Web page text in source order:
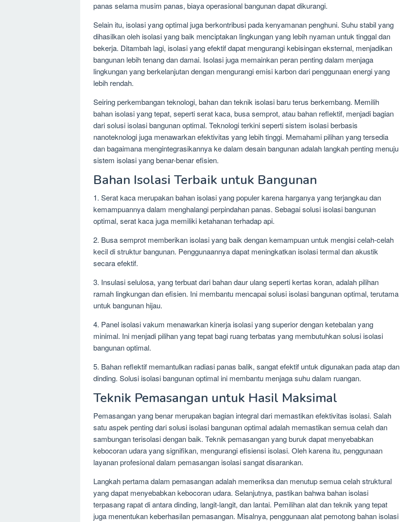
panas selama musim panas, biaya operasional bangunan dapat dikurangi.
Selain itu, isolasi yang optimal juga berkontribusi pada kenyamanan penghuni. Suhu stabil yang
dihasilkan oleh isolasi yang baik menciptakan lingkungan yang lebih nyaman untuk tinggal dan
bekerja. Ditambah lagi, isolasi yang efektif dapat mengurangi kebisingan eksternal, menjadikan
bangunan lebih tenang dan damai. Isolasi juga memainkan peran penting dalam menjaga
lingkungan yang berkelanjutan dengan mengurangi emisi karbon dari penggunaan energi yang
lebih rendah.
Seiring perkembangan teknologi, bahan dan teknik isolasi baru terus berkembang. Memilih
bahan isolasi yang tepat, seperti serat kaca, busa semprot, atau bahan reflektif, menjadi bagian
dari solusi isolasi bangunan optimal. Teknologi terkini seperti sistem isolasi berbasis
nanoteknologi juga menawarkan efektivitas yang lebih tinggi. Memahami pilihan yang tersedia
dan bagaimana mengintegrasikannya ke dalam desain bangunan adalah langkah penting menuju
sistem isolasi yang benar-benar efisien.
Bahan Isolasi Terbaik untuk Bangunan
1. Serat kaca merupakan bahan isolasi yang populer karena harganya yang terjangkau dan
kemampuannya dalam menghalangi perpindahan panas. Sebagai solusi isolasi bangunan
optimal, serat kaca juga memiliki ketahanan terhadap api.
2. Busa semprot memberikan isolasi yang baik dengan kemampuan untuk mengisi celah-celah
kecil di struktur bangunan. Penggunaannya dapat meningkatkan isolasi termal dan akustik
secara efektif.
3. Insulasi selulosa, yang terbuat dari bahan daur ulang seperti kertas koran, adalah pilihan
ramah lingkungan dan efisien. Ini membantu mencapai solusi isolasi bangunan optimal, terutama
untuk bangunan hijau.
4. Panel isolasi vakum menawarkan kinerja isolasi yang superior dengan ketebalan yang
minimal. Ini menjadi pilihan yang tepat bagi ruang terbatas yang membutuhkan solusi isolasi
bangunan optimal.
5. Bahan reflektif memantulkan radiasi panas balik, sangat efektif untuk digunakan pada atap dan
dinding. Solusi isolasi bangunan optimal ini membantu menjaga suhu dalam ruangan.
Teknik Pemasangan untuk Hasil Maksimal
Pemasangan yang benar merupakan bagian integral dari memastikan efektivitas isolasi. Salah
satu aspek penting dari solusi isolasi bangunan optimal adalah memastikan semua celah dan
sambungan terisolasi dengan baik. Teknik pemasangan yang buruk dapat menyebabkan
kebocoran udara yang signifikan, mengurangi efisiensi isolasi. Oleh karena itu, penggunaan
layanan profesional dalam pemasangan isolasi sangat disarankan.
Langkah pertama dalam pemasangan adalah memeriksa dan menutup semua celah struktural
yang dapat menyebabkan kebocoran udara. Selanjutnya, pastikan bahwa bahan isolasi
terpasang rapat di antara dinding, langit-langit, dan lantai. Pemilihan alat dan teknik yang tepat
juga menentukan keberhasilan pemasangan. Misalnya, penggunaan alat pemotong bahan isolasi